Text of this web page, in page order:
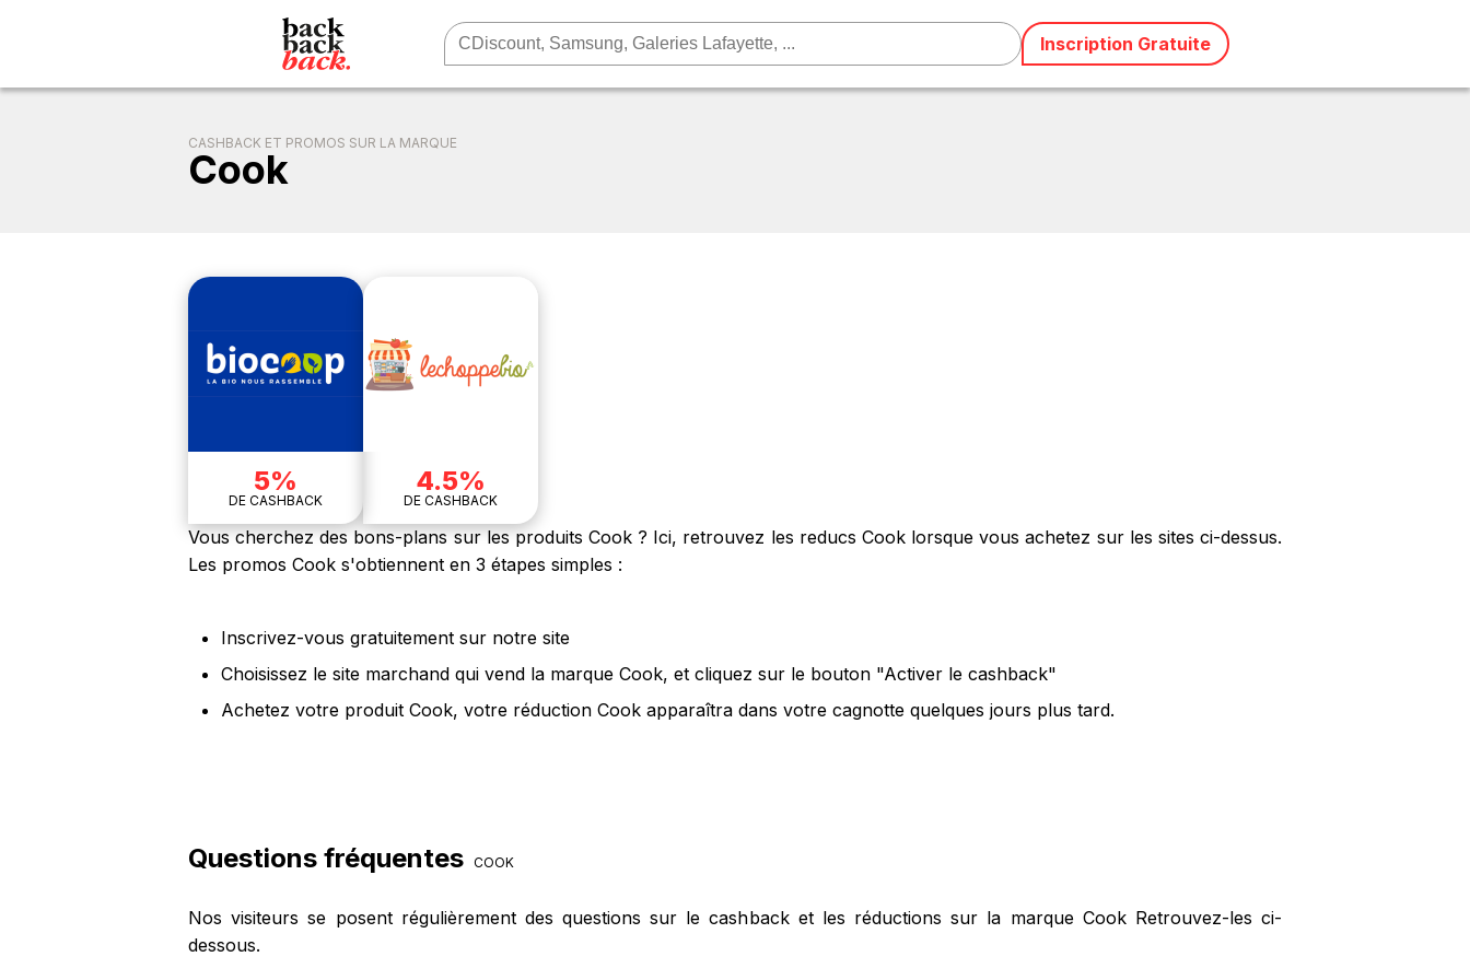
CASHBACK ET PROMOS SUR LA MARQUE
Cook
5%
DE CASHBACK
4.5%
DE CASHBACK
Vous cherchez des bons-plans sur les produits Cook ? Ici, retrouvez les reducs Cook lorsque vous achetez sur les sites ci-dessus.
Les promos Cook s'obtiennent en 3 étapes simples :
Inscrivez-vous gratuitement sur notre site
Choisissez le site marchand qui vend la marque Cook, et cliquez sur le bouton "Activer le cashback"
Achetez votre produit Cook, votre réduction Cook apparaîtra dans votre cagnotte quelques jours plus tard.
Questions fréquentes COOK
Nos visiteurs se posent régulièrement des questions sur le cashback et les réductions sur la marque Cook Retrouvez-les ci-
dessous.
Inscription Gratuite